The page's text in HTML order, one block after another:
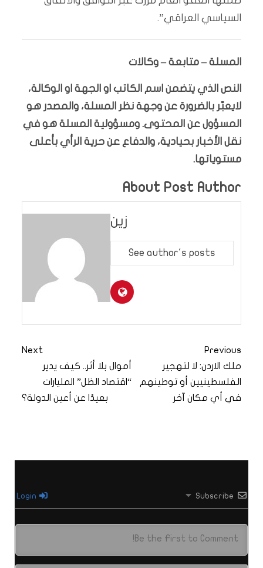
السياسي العراقي”.
المسلة – متابعة – وكالات
النص الذي يتضمن اسم الكاتب او الجهة او الوكالة،
لايعبّر بالضرورة عن وجهة نظر المسلة، والمصدر هو
المسؤول عن المحتوى. ومسؤولية المسلة هو في
نقل الأخبار بحيادية، والدفاع عن حرية الرأي بأعلى
مستوياتها.
About Post Author
زين
See author's posts
Previous
ملك الاردن: لا لتهجير
الفلسطينيين أو توطينهم
في أي مكان آخر
Next
أموال بلا أثر.. كيف يدير
“اقتصاد الظل” المليارات
بعيدًا عن أعين الدولة؟
Subscribe